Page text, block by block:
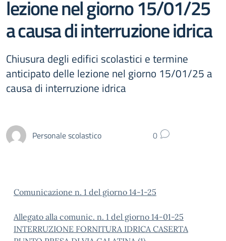
lezione nel giorno 15/01/25
a causa di interruzione idrica
Chiusura degli edifici scolastici e termine
anticipato delle lezione nel giorno 15/01/25 a
causa di interruzione idrica
Personale scolastico 0
Comunicazione n. 1 del giorno 14-1-25
Allegato alla comunic. n. 1 del giorno 14-01-25
INTERRUZIONE FORNITURA IDRICA CASERTA